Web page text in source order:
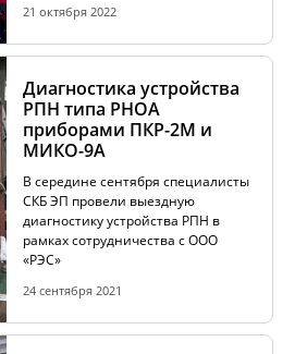
21 октября 2022
Диагностика устройства
РПН типа РНОА
приборами ПКР-2М и
МИКО-9А
В середине сентября специалисты
СКБ ЭП провели выездную
диагностику устройства РПН в
рамках сотрудничества с ООО
«РЭС»
24 сентября 2021